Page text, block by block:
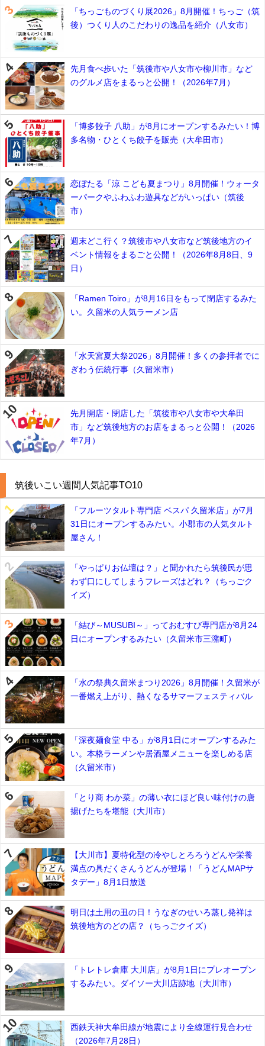
「ちっごものづくり展2026」8月開催！ちっご（筑
後）つくり人のこだわりの逸品を紹介（八女市）
先月食べ歩いた「筑後市や八女市や柳川市」など
のグルメ店をまるっと公開！（2026年7月）
「博多餃子 八助」が8月にオープンするみたい！博
多名物・ひとくち餃子を販売（大牟田市）
恋ぼたる「涼 こども夏まつり」8月開催！ウォータ
ーパークやふわふわ遊具などがいっぱい（筑後
市）
週末どこ行く？筑後市や八女市など筑後地方のイ
ベント情報をまるごと公開！（2026年8月8日、9
日）
「Ramen Toiro」が8月16日をもって閉店するみた
い。久留米の人気ラーメン店
「水天宮夏大祭2026」8月開催！多くの参拝者でに
ぎわう伝統行事（久留米市）
先月開店・閉店した「筑後市や八女市や大牟田
市」など筑後地方のお店をまるっと公開！（2026
年7月）
筑後いこい週間人気記事TO10
「フルーツタルト専門店 ベスパ 久留米店」が7月
31日にオープンするみたい。小郡市の人気タルト
屋さん！
「やっぱりお仏壇は？」と聞かれたら筑後民が思
わず口にしてしまうフレーズはどれ？（ちっごク
イズ）
「結び～MUSUBI～」っておむすび専門店が8月24
日にオープンするみたい（久留米市三潴町）
「水の祭典久留米まつり2026」8月開催！久留米が
一番燃え上がり、熱くなるサマーフェスティバル
「深夜麺食堂 中る」が8月1日にオープンするみた
い。本格ラーメンや居酒屋メニューを楽しめる店
（久留米市）
「とり商 わか菜」の薄い衣にほど良い味付けの唐
揚げたちを堪能（大川市）
【大川市】夏特化型の冷やしとろろうどんや栄養
満点の具だくさんうどんが登場！「うどんMAPサ
タデー」8月1日放送
明日は土用の丑の日！うなぎのせいろ蒸し発祥は
筑後地方のどの店？（ちっごクイズ）
「トレトレ倉庫 大川店」が8月1日にプレオープン
するみたい。ダイソー大川店跡地（大川市）
西鉄天神大牟田線が地震により全線運行見合わせ
（2026年7月28日）